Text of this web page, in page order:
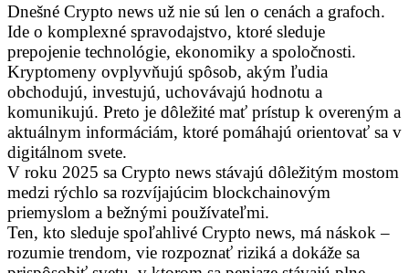
Dnešné Crypto news už nie sú len o cenách a grafoch.
Ide o komplexné spravodajstvo, ktoré sleduje
prepojenie technológie, ekonomiky a spoločnosti.
Kryptomeny ovplyvňujú spôsob, akým ľudia
obchodujú, investujú, uchovávajú hodnotu a
komunikujú. Preto je dôležité mať prístup k overeným a
aktuálnym informáciám, ktoré pomáhajú orientovať sa v
digitálnom svete.
V roku 2025 sa Crypto news stávajú dôležitým mostom
medzi rýchlo sa rozvíjajúcim blockchainovým
priemyslom a bežnými používateľmi.
Ten, kto sleduje spoľahlivé Crypto news, má náskok –
rozumie trendom, vie rozpoznať riziká a dokáže sa